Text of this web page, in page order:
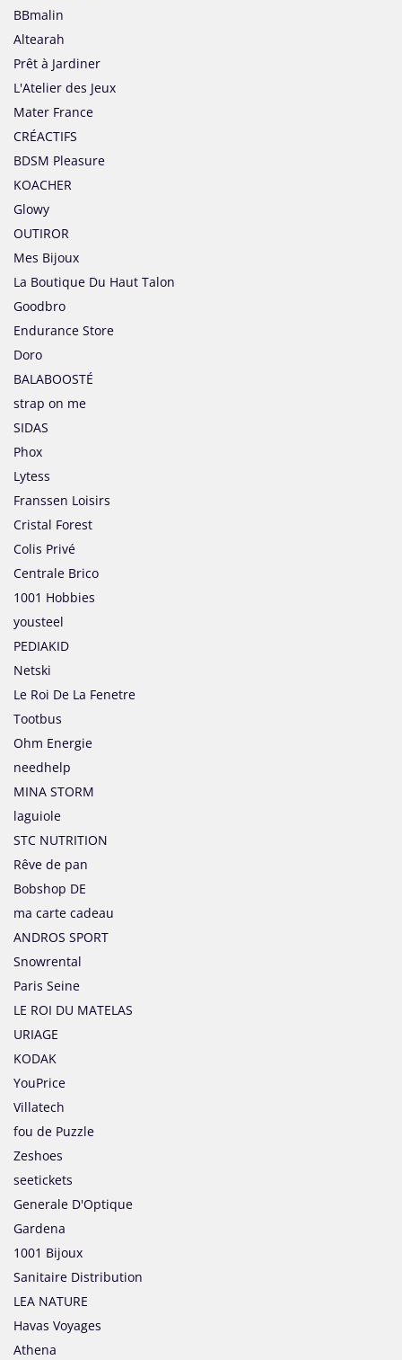
BBmalin
Altearah
Prêt à Jardiner
L'Atelier des Jeux
Mater France
CRÉACTIFS
BDSM Pleasure
KOACHER
Glowy
OUTIROR
Mes Bijoux
La Boutique Du Haut Talon
Goodbro
Endurance Store
Doro
BALABOOSTÉ
strap on me
SIDAS
Phox
Lytess
Franssen Loisirs
Cristal Forest
Colis Privé
Centrale Brico
1001 Hobbies
yousteel
PEDIAKID
Netski
Le Roi De La Fenetre
Tootbus
Ohm Energie
needhelp
MINA STORM
laguiole
STC NUTRITION
Rêve de pan
Bobshop DE
ma carte cadeau
ANDROS SPORT
Snowrental
Paris Seine
LE ROI DU MATELAS
URIAGE
KODAK
YouPrice
Villatech
fou de Puzzle
Zeshoes
seetickets
Generale D'Optique
Gardena
1001 Bijoux
Sanitaire Distribution
LEA NATURE
Havas Voyages
Athena